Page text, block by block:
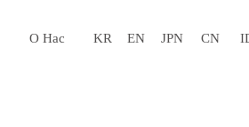
О Нас KR EN JPN CN